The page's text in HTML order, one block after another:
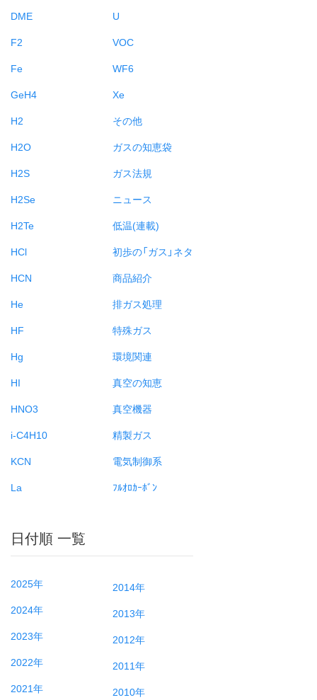
DME
F2
Fe
GeH4
H2
H2O
H2S
H2Se
H2Te
HCl
HCN
He
HF
Hg
HI
HNO3
i-C4H10
KCN
La
U
VOC
WF6
Xe
その他
ガスの知恵袋
ガス法規
ニュース
低温(連載)
初歩の「ガス」ネタ
商品紹介
排ガス処理
特殊ガス
環境関連
真空の知恵
真空機器
精製ガス
電気制御系
ﾌﾙｵﾛｶｰﾎﾞﾝ
日付順 一覧
2025年
2024年
2023年
2022年
2021年
2014年
2013年
2012年
2011年
2010年